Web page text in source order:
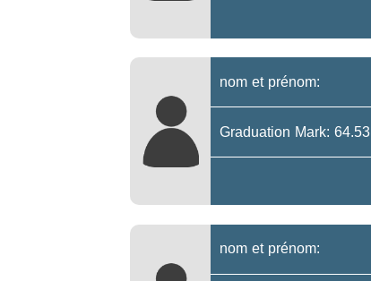
nom et prénom:
Graduation Mark: 64.53
nom et prénom: